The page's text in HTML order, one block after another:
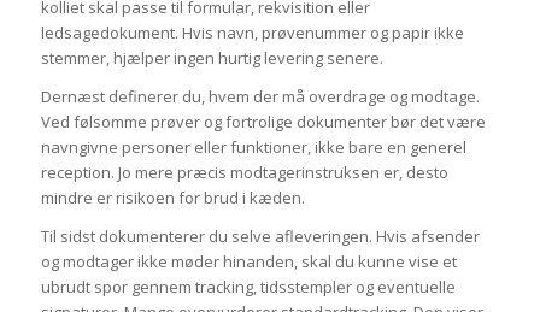
kolliet skal passe til formular, rekvisition eller
ledsagedokument. Hvis navn, prøvenummer og papir ikke
stemmer, hjælper ingen hurtig levering senere.
Dernæst definerer du, hvem der må overdrage og modtage.
Ved følsomme prøver og fortrolige dokumenter bør det være
navngivne personer eller funktioner, ikke bare en generel
reception. Jo mere præcis modtagerinstruksen er, desto
mindre er risikoen for brud i kæden.
Til sidst dokumenterer du selve afleveringen. Hvis afsender
og modtager ikke møder hinanden, skal du kunne vise et
ubrudt spor gennem tracking, tidsstempler og eventuelle